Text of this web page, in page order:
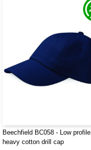
Beechfield BC058 - Low profile
heavy cotton drill cap